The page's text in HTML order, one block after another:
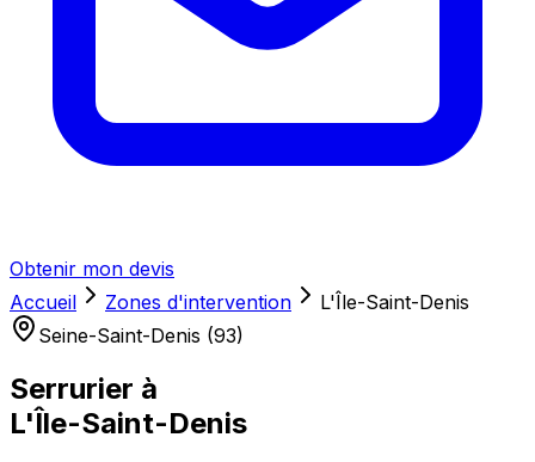
Obtenir mon devis
Accueil
Zones d'intervention
L'Île-Saint-Denis
Seine-Saint-Denis (93)
Serrurier à
L'Île-Saint-Denis